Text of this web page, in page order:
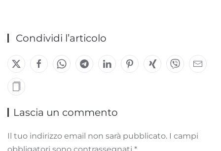
Condividi l’articolo
Lascia un commento
Il tuo indirizzo email non sarà pubblicato. I campi